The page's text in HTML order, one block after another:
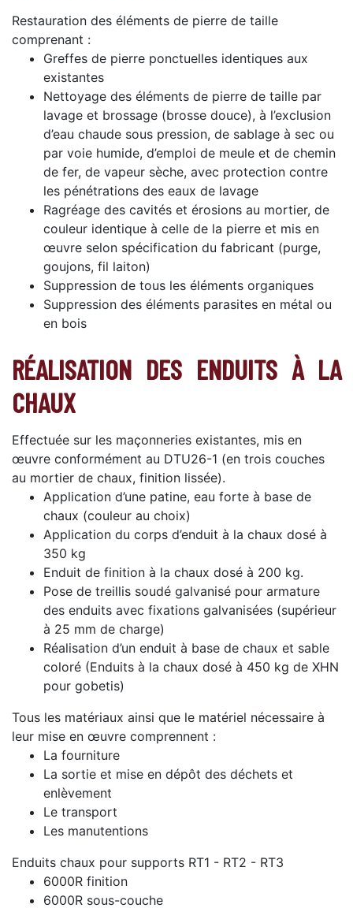
Restauration des éléments de pierre de taille
comprenant :
Greffes de pierre ponctuelles identiques aux
existantes
Nettoyage des éléments de pierre de taille par
lavage et brossage (brosse douce), à l’exclusion
d’eau chaude sous pression, de sablage à sec ou
par voie humide, d’emploi de meule et de chemin
de fer, de vapeur sèche, avec protection contre
les pénétrations des eaux de lavage
Ragréage des cavités et érosions au mortier, de
couleur identique à celle de la pierre et mis en
œuvre selon spécification du fabricant (purge,
goujons, fil laiton)
Suppression de tous les éléments organiques
Suppression des éléments parasites en métal ou
en bois
RÉALISATION DES ENDUITS À LA
CHAUX
Effectuée sur les maçonneries existantes, mis en
œuvre conformément au DTU26-1 (en trois couches
au mortier de chaux, finition lissée).
Application d’une patine, eau forte à base de
chaux (couleur au choix)
Application du corps d’enduit à la chaux dosé à
350 kg
Enduit de finition à la chaux dosé à 200 kg.
Pose de treillis soudé galvanisé pour armature
des enduits avec fixations galvanisées (supérieur
à 25 mm de charge)
Réalisation d’un enduit à base de chaux et sable
coloré (Enduits à la chaux dosé à 450 kg de XHN
pour gobetis)
Tous les matériaux ainsi que le matériel nécessaire à
leur mise en œuvre comprennent :
La fourniture
La sortie et mise en dépôt des déchets et
enlèvement
Le transport
Les manutentions
Enduits chaux pour supports RT1 - RT2 - RT3
6000R finition
6000R sous-couche